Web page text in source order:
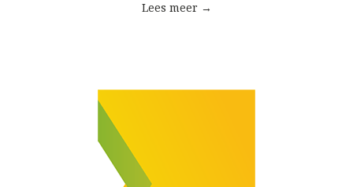
Lees meer →